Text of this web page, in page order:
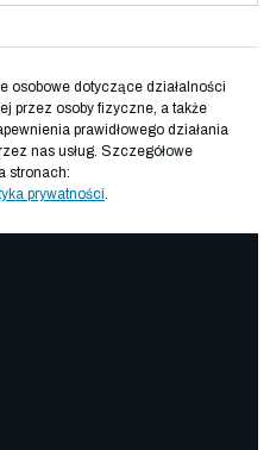
osobowe dotyczące działalności
przez osoby fizyczne, a także
prawidłowego działania
nas usług. Szczegółowe
stronach:
prywatności